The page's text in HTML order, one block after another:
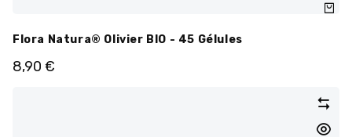
Flora Natura® Olivier BIO - 45 Gélules
8,90 €